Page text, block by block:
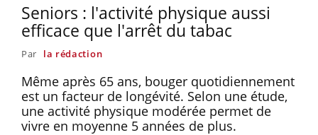
Seniors : l'activité physique aussi
efficace que l'arrêt du tabac
Par la rédaction
Même après 65 ans, bouger quotidiennement
est un facteur de longévité. Selon une étude,
une activité physique modérée permet de
vivre en moyenne 5 années de plus.